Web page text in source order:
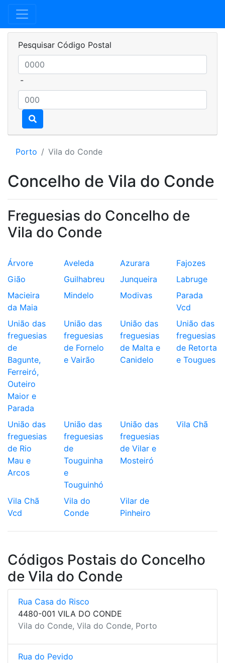
Pesquisar Código Postal
-
Porto Vila do Conde
Concelho de Vila do Conde
Freguesias do Concelho de
Vila do Conde
Árvore Aveleda Azurara
Fajozes
Gião
Guilhabreu Junqueira
Labruge
Macieira
da Maia
Mindelo Modivas
Parada
Vcd
União das
freguesias
de
Bagunte,
Ferreiró,
Outeiro
Maior e
Parada
União das
freguesias
de Fornelo
e Vairão
União das
freguesias
de Malta e
Canidelo
União das
freguesias
de Retorta
e Tougues
União das
freguesias
de Rio
Mau e
Arcos
União das
freguesias
de
Touguinha
e
Touguinhó
União das
freguesias
de Vilar e
Mosteiró
Vila Chã
Vila Chã
Vcd
Vila do
Conde
Vilar de
Pinheiro
Códigos Postais do Concelho
de Vila do Conde
Rua Casa do Risco
4480-001 VILA DO CONDE
Vila do Conde, Vila do Conde, Porto
Rua do Pevido